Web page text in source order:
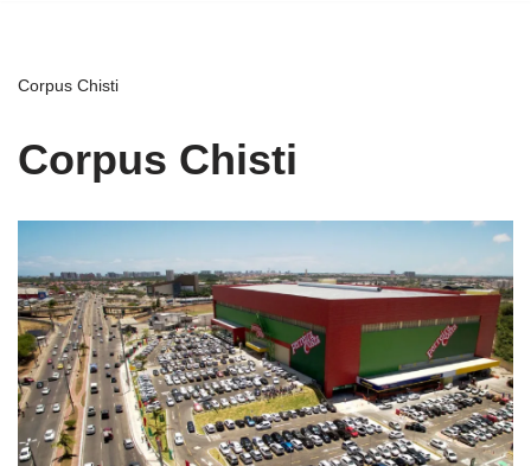
Corpus Chisti
Corpus Chisti